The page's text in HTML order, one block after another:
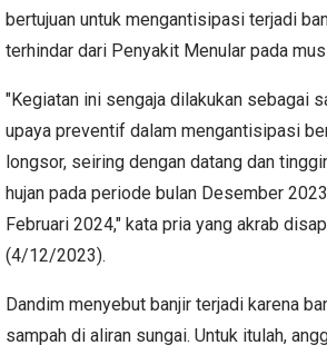
bertujuan untuk mengantisipasi terjadi
terhindar dari Penyakit Menular pada
"Kegiatan ini sengaja dilakukan sebagai
upaya preventif dalam mengantisipasi
longsor, seiring dengan datang dan
hujan pada periode bulan Desember
Februari 2024," kata pria yang akrab
(4/12/2023).
Dandim menyebut banjir terjadi karena
sampah di aliran sungai. Untuk itulah,